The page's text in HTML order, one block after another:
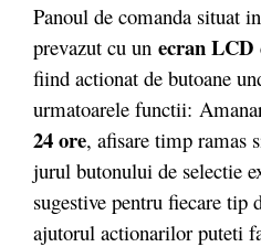
Panoul de comanda situat
prevazut cu un ecran LCD
fiind actionat de butoane
urmatoarele functii:
24 ore, afisare timp ramas
jurul butonului de selectie
sugestive pentru fiecare tip
ajutorul actionarilor puteti